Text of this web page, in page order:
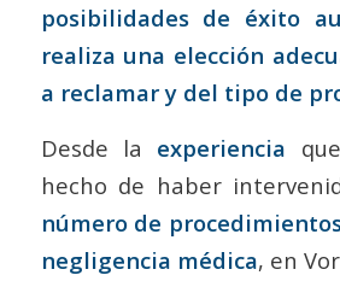
posibilidades de éxito
realiza una elección
a reclamar y del tipo de
Desde la experiencia
hecho de haber
número de
negligencia médica, en